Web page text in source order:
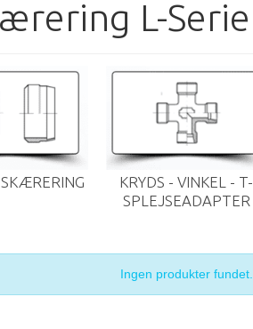
L-Serie
KRYDS - VINKEL - T-
SPLEJSEADAPTER
Ingen produkter fundet.